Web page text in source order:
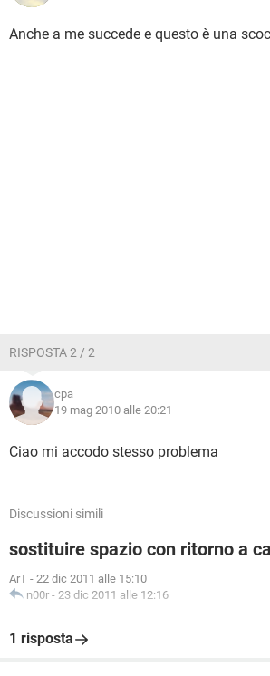
Anche a me succede e questo è una
RISPOSTA 2 / 2
cpa
19 mag 2010 alle 20:21
Ciao mi accodo stesso problema
Discussioni simili
sostituire spazio con ritorno a
ArT - 22 dic 2011 alle 15:10
n00r - 23 dic 2011 alle 12:16
1 risposta